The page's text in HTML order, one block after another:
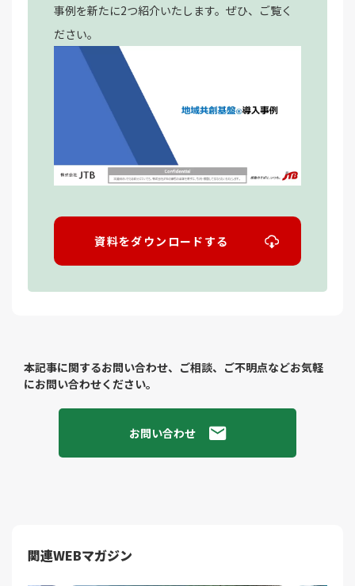
事例を新たに2つ紹介いたします。ぜひ、ご覧く
ださい。
資料をダウンロードする
本記事に関するお問い合わせ、ご相談、ご不明点などお気軽
にお問い合わせください。
お問い合わせ
関連WEBマガジン